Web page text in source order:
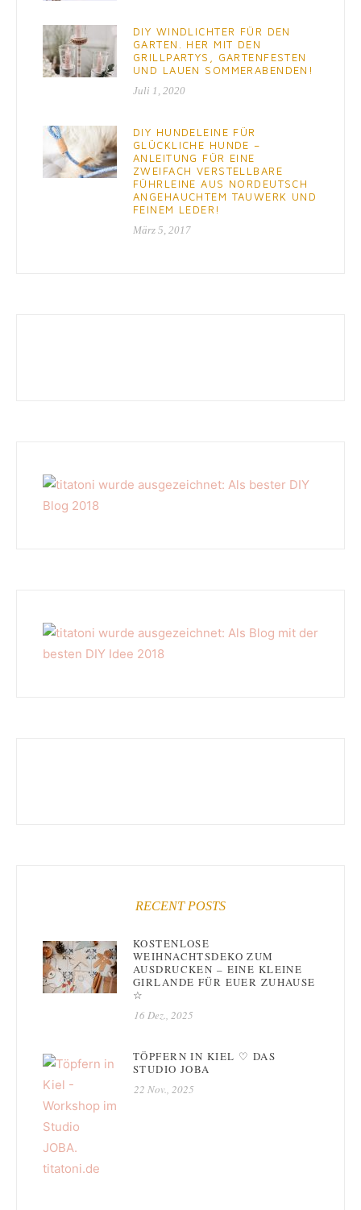
DIY WINDLICHTER FÜR DEN
GARTEN. HER MIT DEN
GRILLPARTYS, GARTENFESTEN
UND LAUEN SOMMERABENDEN!
Juli 1, 2020
DIY HUNDELEINE FÜR
GLÜCKLICHE HUNDE –
ANLEITUNG FÜR EINE
ZWEIFACH VERSTELLBARE
FÜHRLEINE AUS NORDEUTSCH
ANGEHAUCHTEM TAUWERK UND
FEINEM LEDER!
März 5, 2017
RECENT POSTS
KOSTENLOSE
WEIHNACHTSDEKO ZUM
AUSDRUCKEN – EINE KLEINE
GIRLANDE FÜR EUER ZUHAUSE
☆
16 Dez., 2025
TÖPFERN IN KIEL ♡ DAS
STUDIO JOBA
22 Nov., 2025